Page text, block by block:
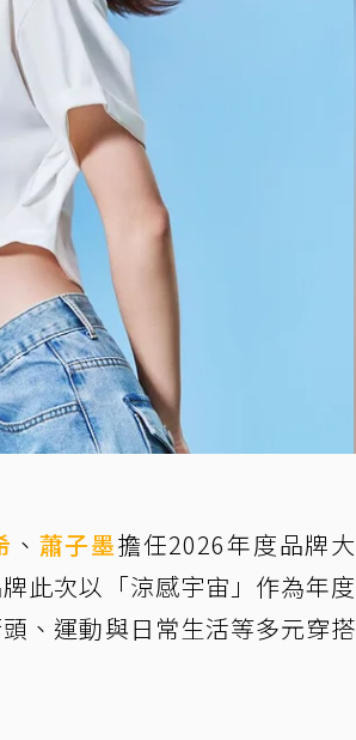
、 蕭子墨擔任2026年度品牌大
此次以「涼感宇宙」作為年度
、運動與日常生活等多元穿搭